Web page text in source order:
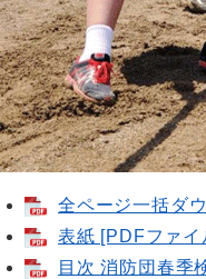
全ページ一括ダ
表紙 [PDFファイ
目次 消防団春季